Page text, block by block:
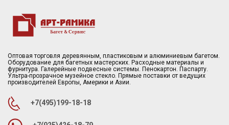
Оптовая торговля деревянным, пластиковым и алюминиевым багетом.
Оборудование для багетных мастерских. Расходные материалы и
фурнитура. Галерейные подвесные системы. Пенокартон. Паспарту.
Ультра-прозрачное музейное стекло. Прямые поставки от ведущих
производителей Европы, Америки и Азии.
+7(495)199-18-18